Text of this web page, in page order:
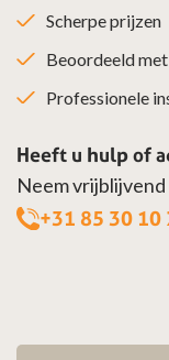
Scherpe prijzen
Beoordeeld met
Professionele
Heeft u hulp of
Neem
+31 85 30 10